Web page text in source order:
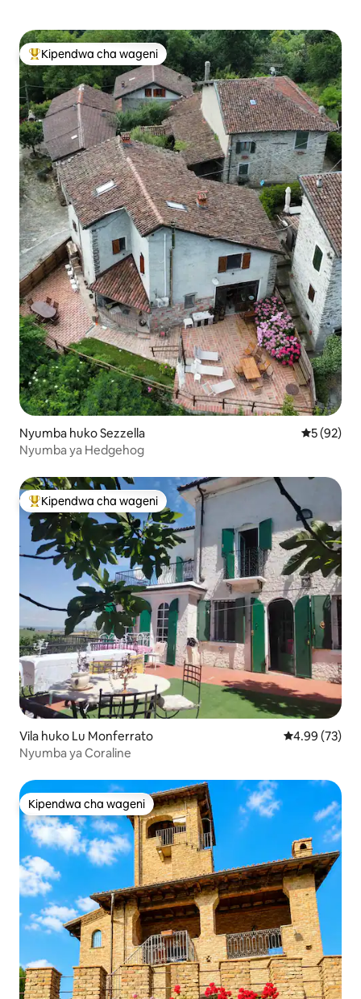
Kipendwa maarufu cha wageni
Kipendwa cha wageni
Nyumba huko Sezzella Ukadiriaji
5 (92)
Nyumba ya Hedgehog
Kipendwa maarufu cha wageni
Kipendwa cha wageni
Vila huko Lu Monferrato Ukadiriaji wa
4.99 (73)
Nyumba ya Coraline
Kipendwa cha wageni
Kipendwa cha wageni